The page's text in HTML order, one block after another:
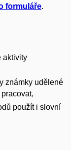
formuláře.
aktivity
známky udělené
použít i slovní